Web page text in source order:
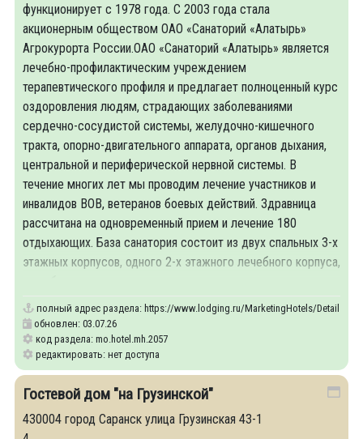
функционирует с 1978 года. С 2003 года стала
акционерным обществом ОАО «Санаторий «Алатырь»
Агрокурорта России.ОАО «Санаторий «Алатырь» является
лечебно-профилактическим учреждением
терапевтического профиля и предлагает полноценный курс
оздоровления людям, страдающих заболеваниями
сердечно-сосудистой системы, желудочно-кишечного
тракта, опорно-двигательного аппарата, органов дыхания,
центральной и периферической нервной системы. В
течение многих лет мы проводим лечение участников и
инвалидов ВОВ, ветеранов боевых действий. Здравница
рассчитана на одновременный прием и лечение 180
отдыхающих. База санатория состоит из двух спальных 3-х
этажных корпусов, одного 2-х этажного лечебного корпуса,
полный адрес раздела: https://www.lodging.ru/MarketingHotels/Details/
обновлен: 03.07.26
код раздела: mo.hotel.mh.2057
редактировать: нет доступа
Гостевой дом "на Грузинской"
430004 город Саранск улица Грузинская 43-1